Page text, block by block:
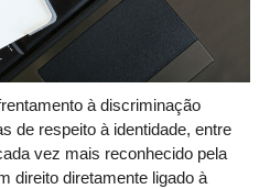
do PJe
do e-Gestão e de Tabelas
Pesquisa Judiciária e Ciência de
à discriminação
de respeito à identidade, entre
vez mais reconhecido pela
direito diretamente ligado à